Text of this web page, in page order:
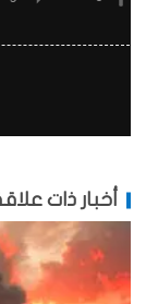
أخبار ذات